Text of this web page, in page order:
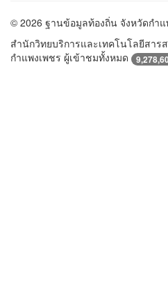
© 2026 ฐานข้อมูลท้องถิ่น จังหวัดกำแ
สำนักวิทยบริการและเทคโนโลยีสาร
กำแพงเพชร ผู้เข้าชมทั้งหมด